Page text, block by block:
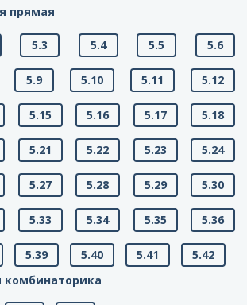
прямая
5.3 5.4 5.5 5.6
5.9 5.10 5.11 5.12
5.15 5.16 5.17 5.18
5.21 5.22 5.23 5.24
5.27 5.28 5.29 5.30
5.33 5.34 5.35 5.36
5.39 5.40 5.41
5.42
комбинаторика